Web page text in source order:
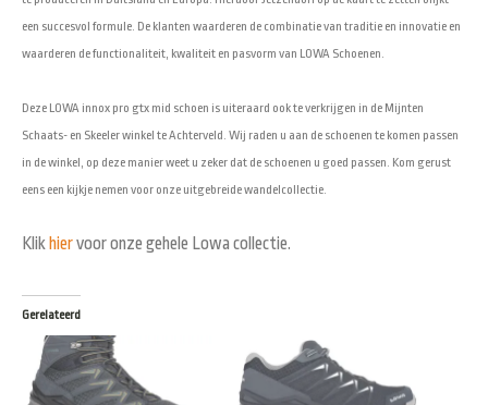
een succesvol formule. De klanten waarderen de combinatie van traditie en innovatie en
waarderen de functionaliteit, kwaliteit en pasvorm van LOWA Schoenen.
Deze LOWA innox pro gtx mid schoen is uiteraard ook te verkrijgen in de Mijnten
Schaats- en Skeeler winkel te Achterveld. Wij raden u aan de schoenen te komen passen
in de winkel, op deze manier weet u zeker dat de schoenen u goed passen. Kom gerust
eens een kijkje nemen voor onze uitgebreide wandelcollectie.
Klik hiervoor onze gehele Lowa collectie.
Gerelateerd